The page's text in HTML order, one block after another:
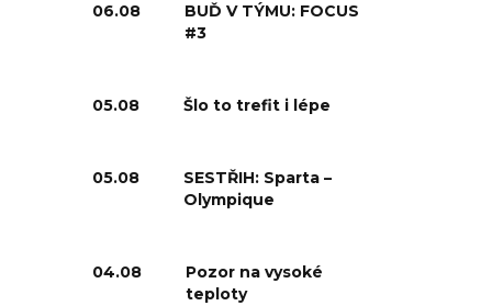
06.08
BUĎ V TÝMU: FOCUS
#3
05.08 Šlo to trefit i lépe
05.08
SESTŘIH: Sparta –
Olympique
04.08
Pozor na vysoké
teploty